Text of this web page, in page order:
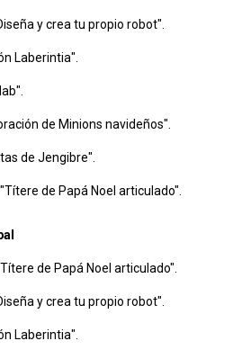
y crea tu propio robot".
Laberintia".
de Minions navideños".
de Jengibre".
de Papá Noel articulado".
de Papá Noel articulado".
y crea tu propio robot".
Laberintia".